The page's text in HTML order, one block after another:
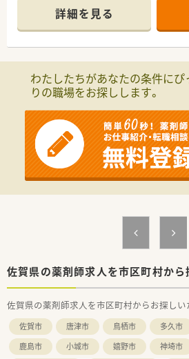
■研修制度も充実しているので、経
出来ます。
詳細を見る
わたしたちがあなたの条件にぴ
りの職場をお探しします。
佐賀県の薬剤師求人を市区町村から
佐賀県の薬剤師求人を市区町村からお探しい
佐賀市 唐津市 鳥栖市 多久市
鹿島市
小城市 嬉野市 神埼市